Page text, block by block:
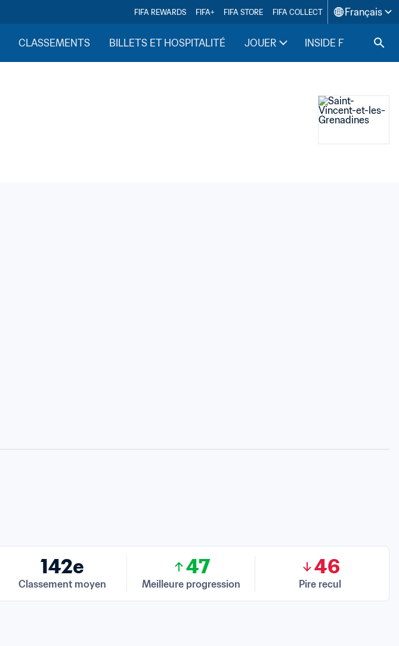
FIFA REWARDS FIFA+ FIFA STORE FIFA COLLECT Français
CLASSEMENTS BILLETS ET HOSPITALITÉ JOUER INSIDE FIFA
142e
Classement moyen
47
Meilleure progression
46
Pire recul